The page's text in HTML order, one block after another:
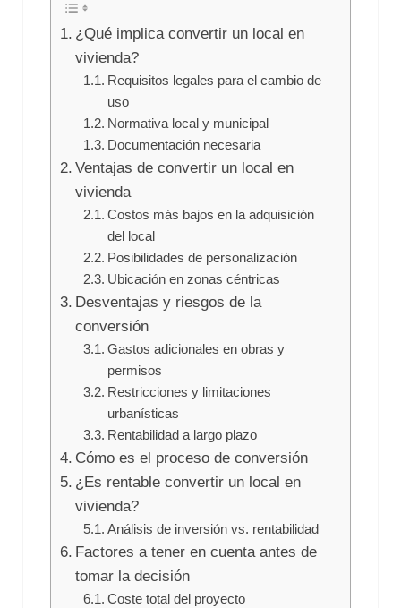
¿Qué implica convertir un local en
vivienda?
Requisitos legales para el cambio de
uso
Normativa local y municipal
Documentación necesaria
Ventajas de convertir un local en
vivienda
Costos más bajos en la adquisición
del local
Posibilidades de personalización
Ubicación en zonas céntricas
Desventajas y riesgos de la
conversión
Gastos adicionales en obras y
permisos
Restricciones y limitaciones
urbanísticas
Rentabilidad a largo plazo
Cómo es el proceso de conversión
¿Es rentable convertir un local en
vivienda?
Análisis de inversión vs. rentabilidad
Factores a tener en cuenta antes de
tomar la decisión
Coste total del proyecto